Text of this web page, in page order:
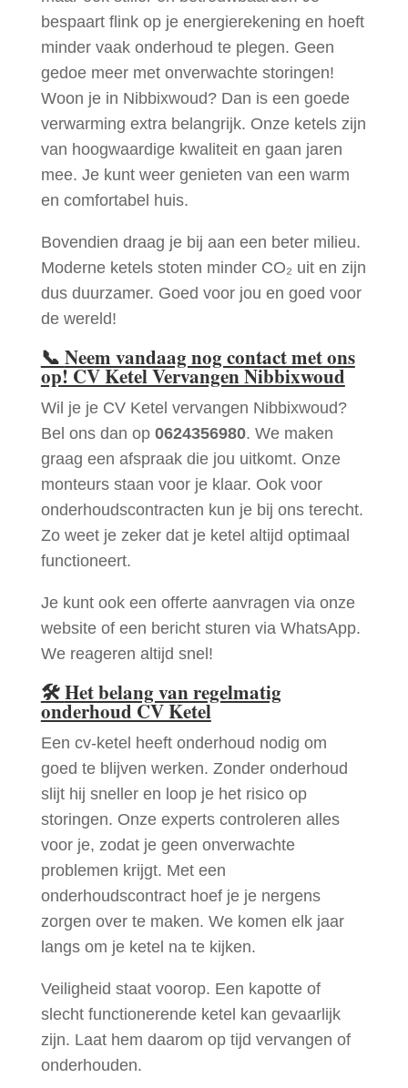
bespaart flink op je energierekening en hoeft
minder vaak onderhoud te plegen. Geen
gedoe meer met onverwachte storingen!
Woon je in Nibbixwoud? Dan is een goede
verwarming extra belangrijk. Onze ketels zijn
van hoogwaardige kwaliteit en gaan jaren
mee. Je kunt weer genieten van een warm
en comfortabel huis.
Bovendien draag je bij aan een beter milieu.
Moderne ketels stoten minder CO₂ uit en zijn
dus duurzamer. Goed voor jou en goed voor
de wereld!
📞 Neem vandaag nog contact met ons
op! CV Ketel Vervangen Nibbixwoud
Wil je je CV Ketel vervangen Nibbixwoud?
Bel ons dan op 0624356980. We maken
graag een afspraak die jou uitkomt. Onze
monteurs staan voor je klaar. Ook voor
onderhoudscontracten kun je bij ons terecht.
Zo weet je zeker dat je ketel altijd optimaal
functioneert.
Je kunt ook een offerte aanvragen via onze
website of een bericht sturen via WhatsApp.
We reageren altijd snel!
🛠Het belang van regelmatig
onderhoud CV Ketel
Een cv-ketel heeft onderhoud nodig om
goed te blijven werken. Zonder onderhoud
slijt hij sneller en loop je het risico op
storingen. Onze experts controleren alles
voor je, zodat je geen onverwachte
problemen krijgt. Met een
onderhoudscontract hoef je je nergens
zorgen over te maken. We komen elk jaar
langs om je ketel na te kijken.
Veiligheid staat voorop. Een kapotte of
slecht functionerende ketel kan gevaarlijk
zijn. Laat hem daarom op tijd vervangen of
onderhouden.